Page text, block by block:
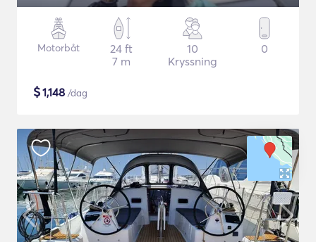
Motorbåt
24 ft
7 m
10
Kryssning
0
$1,148 /dag